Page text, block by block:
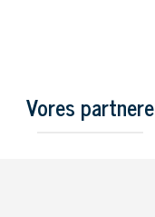
Vores partnere